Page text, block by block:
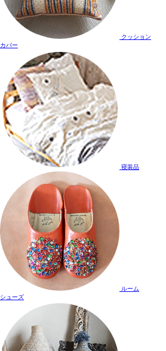
クッション
カバー
寝装品
ルーム
シューズ